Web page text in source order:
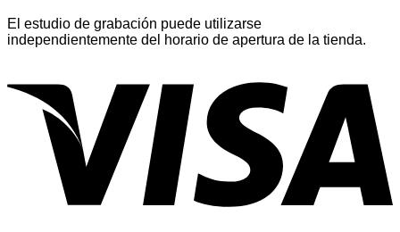
El estudio de grabación puede utilizarse
independientemente del horario de apertura de la tienda.